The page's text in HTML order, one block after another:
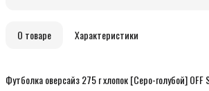
О товаре Характеристики
Футболка оверсайз 275 г хлопок [Серо-голубой] OFF